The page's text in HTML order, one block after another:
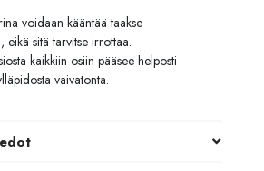
voidaan kääntää taakse
eikä sitä tarvitse irrottaa.
kaikkiin osiin pääsee helposti
vaivatonta.